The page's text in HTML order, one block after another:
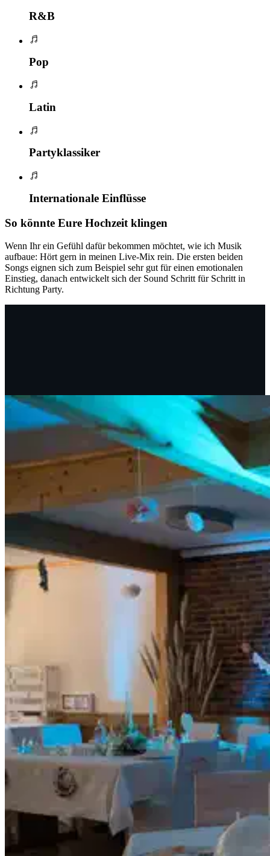
R&B
Pop
Latin
Partyklassiker
Internationale Einflüsse
So könnte Eure Hochzeit klingen
Wenn Ihr ein Gefühl dafür bekommen möchtet, wie ich Musik
aufbaue: Hört gern in meinen Live-Mix rein. Die ersten beiden
Songs eignen sich zum Beispiel sehr gut für einen emotionalen
Einstieg, danach entwickelt sich der Sound Schritt für Schritt in
Richtung Party.
Dieses Mixtape wird von Mixcloud gehostet. Wenn Du dieses
Mixtape hören möchtest, akzeptierst Du die
Nutzungsbedingungen
Dieses Mixtpape laden Alles Mixtapes laden